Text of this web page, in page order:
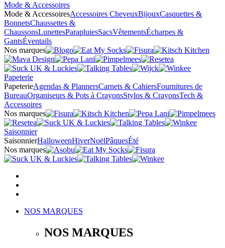
Mode & Accessoires
Mode & AccessoiresAccessoires CheveuxBijouxCasquettes &
BonnetsChaussettes &
ChaussonsLunettesParapluiesSacsVêtementsÉcharpes &
GantsÉventails
Nos marques
Papeterie
PapeterieAgendas & PlannersCarnets & CahiersFournitures de
BureauOrganiseurs & Pots à CrayonsStylos & CrayonsTech &
Accessoires
Nos marques
Saisonnier
SaisonnierHalloweenHiverNoëlPâquesÉté
Nos marques
NOS MARQUES
NOS MARQUES